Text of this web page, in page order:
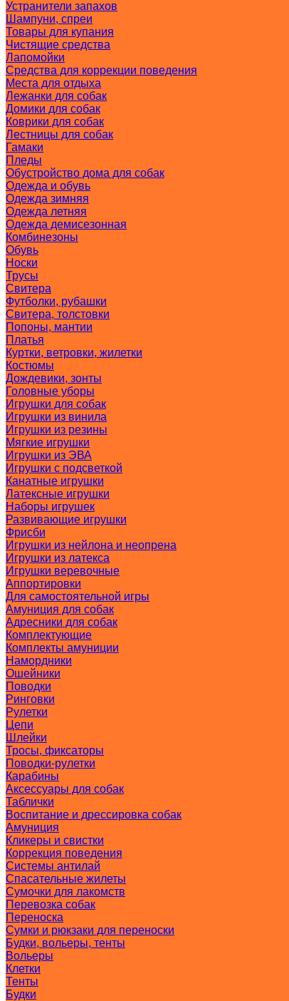
Устранители запахов
Шампуни, спреи
Товары для купания
Чистящие средства
Лапомойки
Средства для коррекции поведения
Места для отдыха
Лежанки для собак
Домики для собак
Коврики для собак
Лестницы для собак
Гамаки
Пледы
Обустройство дома для собак
Одежда и обувь
Одежда зимняя
Одежда летняя
Одежда демисезонная
Комбинезоны
Обувь
Носки
Трусы
Свитера
Футболки, рубашки
Свитера, толстовки
Попоны, мантии
Платья
Куртки, ветровки, жилетки
Костюмы
Дождевики, зонты
Головные уборы
Игрушки для собак
Игрушки из винила
Игрушки из резины
Мягкие игрушки
Игрушки из ЭВА
Игрушки с подсветкой
Канатные игрушки
Латексные игрушки
Наборы игрушек
Развивающие игрушки
Фрисби
Игрушки из нейлона и неопрена
Игрушки из латекса
Игрушки веревочные
Аппортировки
Для самостоятельной игры
Амуниция для собак
Адресники для собак
Комплектующие
Комплекты амуниции
Намордники
Ошейники
Поводки
Ринговки
Рулетки
Цепи
Шлейки
Тросы, фиксаторы
Поводки-рулетки
Карабины
Аксессуары для собак
Таблички
Воспитание и дрессировка собак
Амуниция
Кликеры и свистки
Коррекция поведения
Системы антилай
Спасательные жилеты
Сумочки для лакомств
Перевозка собак
Переноска
Сумки и рюкзаки для переноски
Будки, вольеры, тенты
Вольеры
Клетки
Тенты
Будки